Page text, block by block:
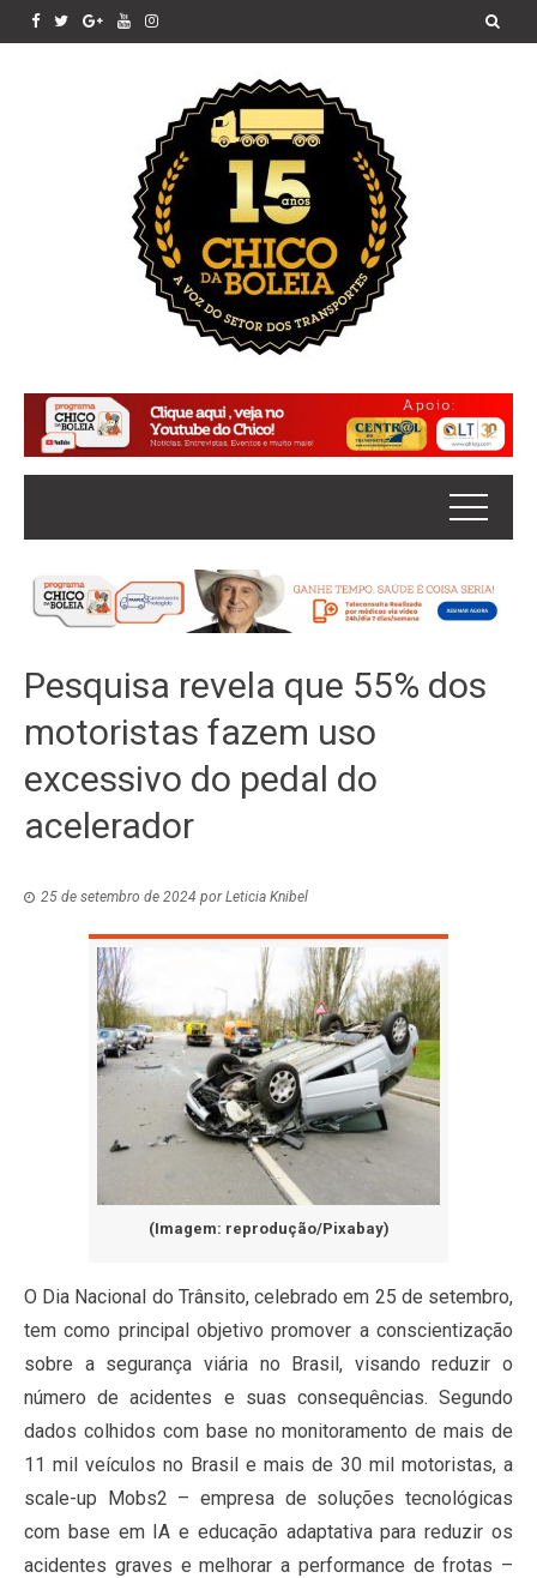
Pesquisa revela que 55% dos
motoristas fazem uso
excessivo do pedal do
acelerador
25 de setembro de 2024 porLeticia Knibel
(Imagem: reprodução/Pixabay)
O Dia Nacional do Trânsito, celebrado em 25 de setembro,
tem como principal objetivo promover a conscientização
sobre a segurança viária no Brasil, visando reduzir o
número de acidentes e suas consequências. Segundo
dados colhidos com base no monitoramento de mais de
11 mil veículos no Brasil e mais de 30 mil motoristas, a
scale-up Mobs2 – empresa de soluções tecnológicas
com base em IA e educação adaptativa para reduzir os
acidentes graves e melhorar a performance de frotas –